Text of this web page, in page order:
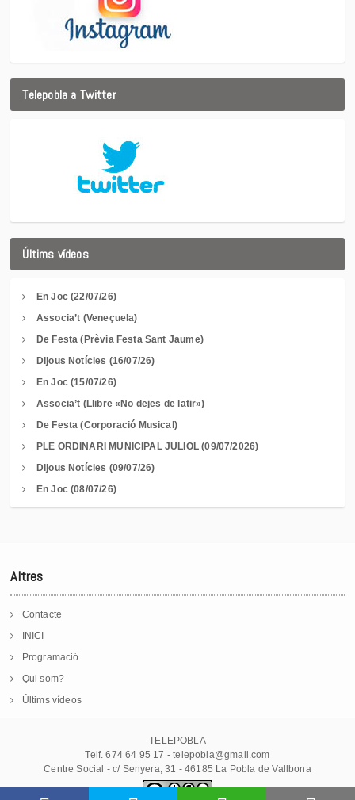
Telepobla a Twitter
Últims vídeos
En Joc (22/07/26)
Associa’t (Veneçuela)
De Festa (Prèvia Festa Sant Jaume)
Dijous Notícies (16/07/26)
En Joc (15/07/26)
Associa’t (Llibre «No dejes de latir»)
De Festa (Corporació Musical)
PLE ORDINARI MUNICIPAL JULIOL (09/07/2026)
Dijous Notícies (09/07/26)
En Joc (08/07/26)
Altres
Contacte
INICI
Programació
Qui som?
Últims vídeos
TELEPOBLA
Telf. 674 64 95 17 - telepobla@gmail.com
Centre Social - c/ Senyera, 31 - 46185 La Pobla de Vallbona